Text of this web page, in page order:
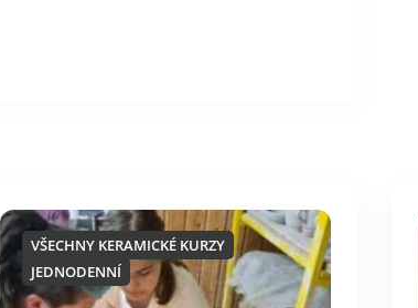
VŠECHNY KERAMICKÉ KURZY
JEDNODENNÍ